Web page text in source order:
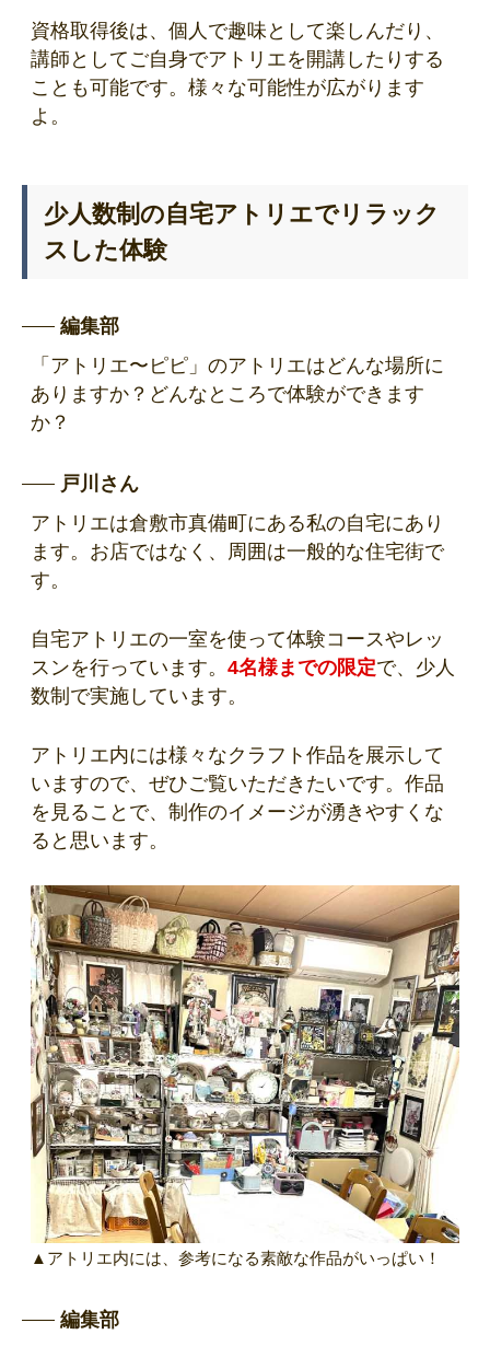
資格取得後は、個人で趣味として楽しんだり、
講師としてご自身でアトリエを開講したりする
ことも可能です。様々な可能性が広がります
よ。
少人数制の自宅アトリエでリラック
スした体験
編集部
「アトリエ〜ピピ」のアトリエはどんな場所に
ありますか？どんなところで体験ができます
か？
戸川さん
アトリエは倉敷市真備町にある私の自宅にあり
ます。お店ではなく、周囲は一般的な住宅街で
す。
自宅アトリエの一室を使って体験コースやレッ
スンを行っています。 4名様までの限定で、少人
数制で実施しています。
アトリエ内には様々なクラフト作品を展示して
いますので、ぜひご覧いただきたいです。作品
を見ることで、制作のイメージが湧きやすくな
ると思います。
▲アトリエ内には、参考になる素敵な作品がいっぱい！
編集部